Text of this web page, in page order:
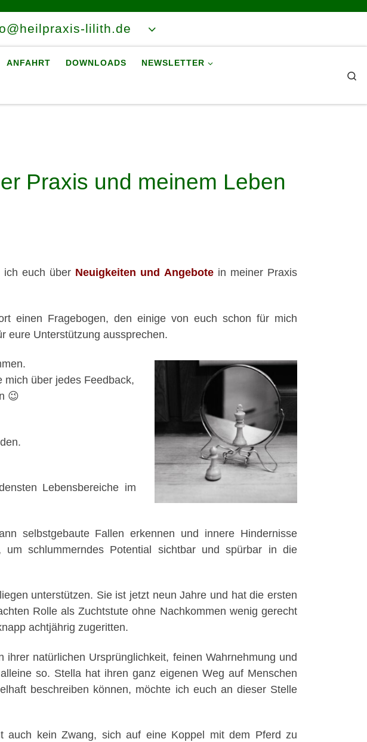
lilith.de
ANFAHRT DOWNLOADS NEWSLETTER
Praxis und meinem Leben
ich euch über Neuigkeiten und Angebotein meiner Praxis
einen Fragebogen, den einige von euch schon für mich
eure Unterstützung aussprechen.
mich über jedes Feedback,
😉
Lebensbereiche im
selbstgebaute Fallen erkennen und innere Hindernisse
schlummerndes Potential sichtbar und spürbar in die
unterstützen. Sie ist jetzt neun Jahre und hat die ersten
Rolle als Zuchtstute ohne Nachkommen wenig gerecht
achtjährig zugeritten.
natürlichen Ursprünglichkeit, feinen Wahrnehmung und
so. Stella hat ihren ganz eigenen Weg auf Menschen
beschreiben können, möchte ich euch an dieser Stelle
auch kein Zwang, sich auf eine Koppel mit dem Pferd zu